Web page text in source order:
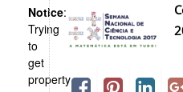
Notice:
Trying
to
get
property